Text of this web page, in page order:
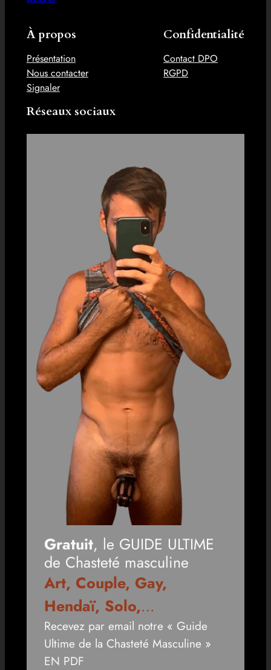
À propos
Présentation
Nous contacter
Signaler
Confidentialité
Contact DPO
RGPD
Réseaux sociaux
Gratuit, le GUIDE ULTIME
de Chasteté masculine
Art, Couple, Gay,
Hendaï, Solo,…
Recevez par email notre « Guide
Ultime de la Chasteté Masculine »
EN PDF